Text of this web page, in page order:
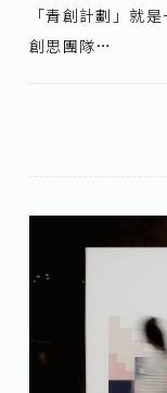
「青創計劃」就
創思團隊…